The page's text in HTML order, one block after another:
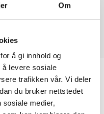
Om
å gi innhold og
å levere sosiale
trafikken vår. Vi deler
du bruker nettstedet
sosiale medier,